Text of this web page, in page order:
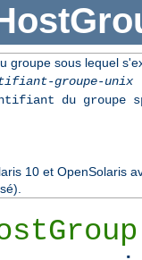
groupe sous lequel
groupe-unix
du groupe
10 et OpenSolaris